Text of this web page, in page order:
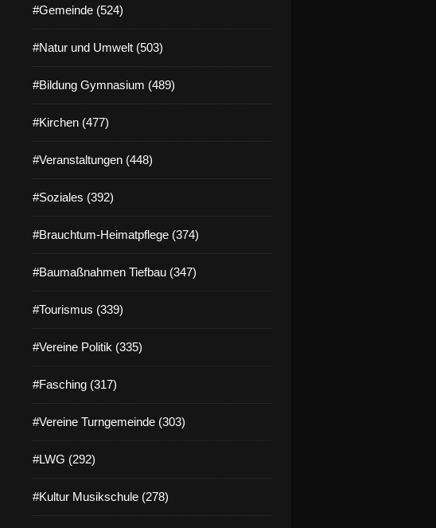
#Gemeinde (524)
#Natur und Umwelt (503)
#Bildung Gymnasium (489)
#Kirchen (477)
#Veranstaltungen (448)
#Soziales (392)
#Brauchtum-Heimatpflege (374)
#Baumaßnahmen Tiefbau (347)
#Tourismus (339)
#Vereine Politik (335)
#Fasching (317)
#Vereine Turngemeinde (303)
#LWG (292)
#Kultur Musikschule (278)